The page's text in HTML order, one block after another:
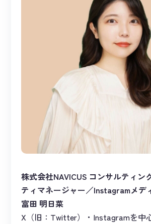
株式会社NAVICUS コンサルティン
ティマネージャー／Instagramメデ
富田 明日菜
X（旧：Twitter）・Instagramを中